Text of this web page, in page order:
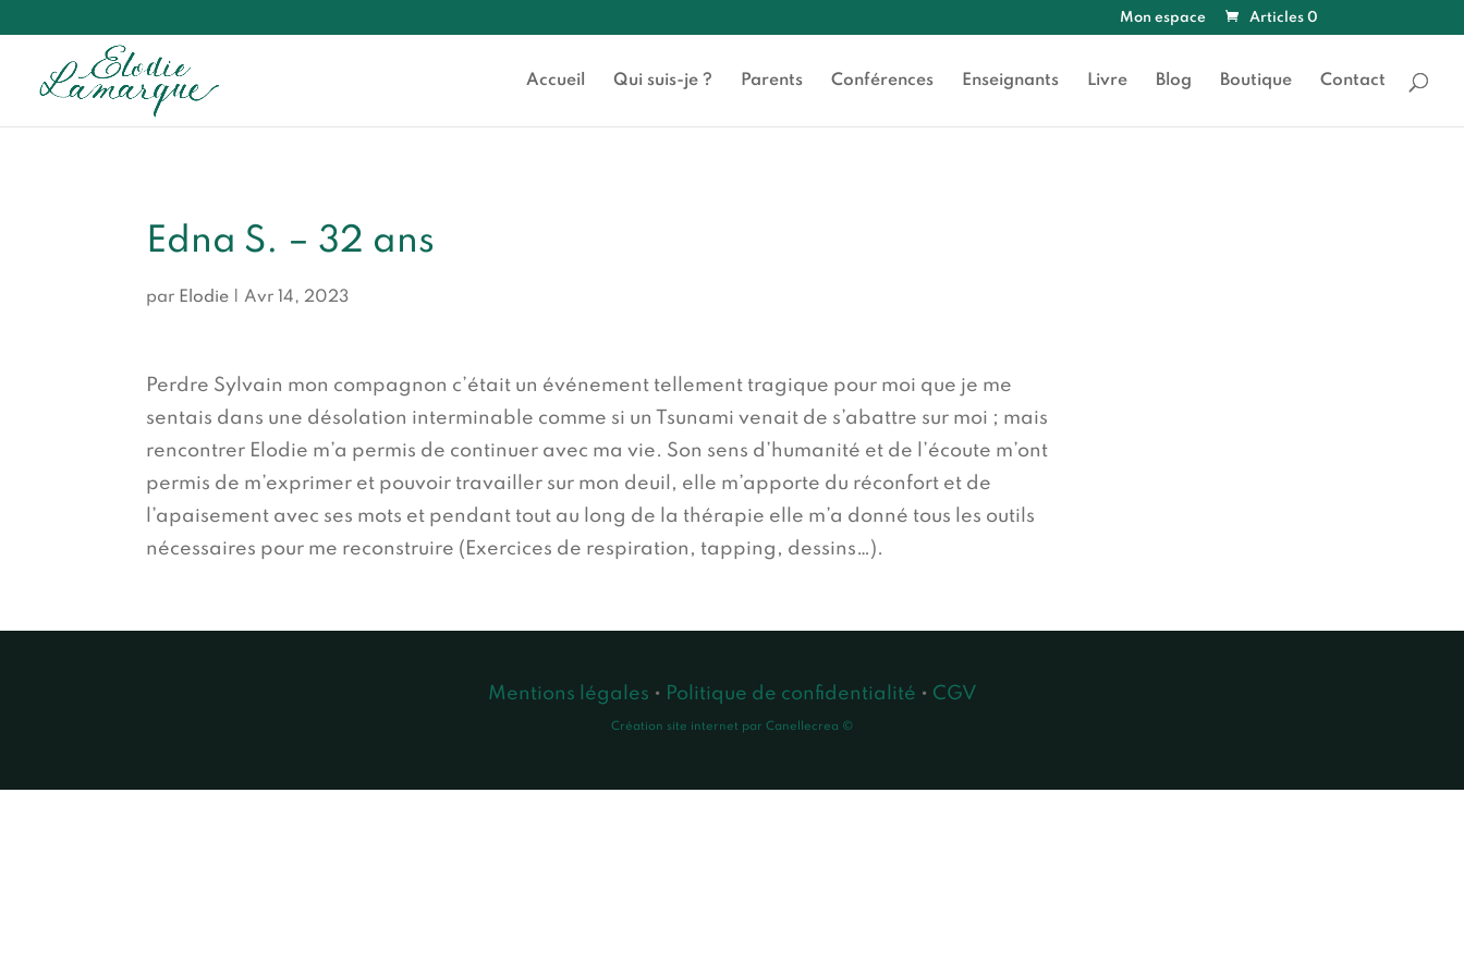
Mon espace Articles 0
Accueil Qui suis-je ? Parents Conférences Enseignants Livre Blog Boutique Contact
Edna S. – 32 ans
par Elodie |Avr 14, 2023
Perdre Sylvain mon compagnon c’était un événement tellement tragique pour moi que je me
sentais dans une désolation interminable comme si un Tsunami venait de s’abattre sur moi ; mais
rencontrer Elodie m’a permis de continuer avec ma vie. Son sens d’humanité et de l’écoute m’ont
permis de m’exprimer et pouvoir travailler sur mon deuil, elle m’apporte du réconfort et de
l’apaisement avec ses mots et pendant tout au long de la thérapie elle m’a donné tous les outils
nécessaires pour me reconstruire (Exercices de respiration, tapping, dessins…).
Mentions légales • Politique de confidentialité • CGV
Création site internet par Canellecrea ©